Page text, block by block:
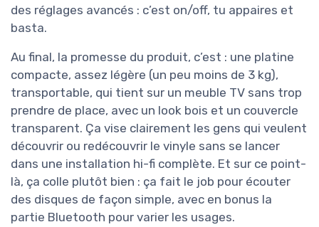
des réglages avancés : c’est on/off, tu appaires et
basta.
Au final, la promesse du produit, c’est : une platine
compacte, assez légère (un peu moins de 3 kg),
transportable, qui tient sur un meuble TV sans trop
prendre de place, avec un look bois et un couvercle
transparent. Ça vise clairement les gens qui veulent
découvrir ou redécouvrir le vinyle sans se lancer
dans une installation hi-fi complète. Et sur ce point-
là, ça colle plutôt bien : ça fait le job pour écouter
des disques de façon simple, avec en bonus la
partie Bluetooth pour varier les usages.